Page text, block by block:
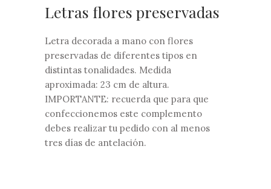
Letras flores preservadas
Letra decorada a mano con flores
preservadas de diferentes tipos en
distintas tonalidades. Medida
aproximada: 23 cm de altura.
IMPORTANTE: recuerda que para que
confeccionemos este complemento
debes realizar tu pedido con al menos
tres días de antelación.